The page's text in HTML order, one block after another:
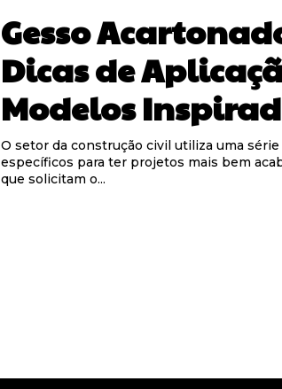
Gesso
Dicas de
Modelos
O setor da construção civil utiliza uma
específicos para ter projetos mais bem
que solicitam o...